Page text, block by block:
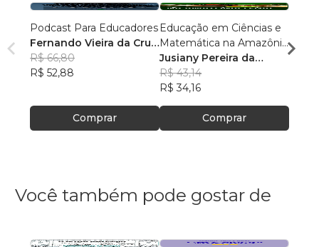
Podcast Para Educadores
Fernando Vieira da Cruz
(Fernandinho Cruz)
R$ 66,80
R$ 52,88
Comprar
Educação em Ciências e
Matemática na Amazônia
Legal: Pesquisas e
Práticas Pedagógicas
Jusiany Pereira da
Cunha dos Santos
R$ 43,14
R$ 34,16
Comprar
Érica
Você também pode gostar de